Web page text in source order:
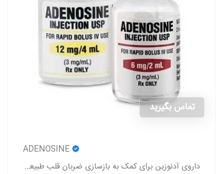
تماس بگیرید
داروی آدنوزین برای کمک به بازسازی ضربان قلب طبیعی در افرادی که دارای اختلالات ریتم قلب هستند، استفاده می‌شود.